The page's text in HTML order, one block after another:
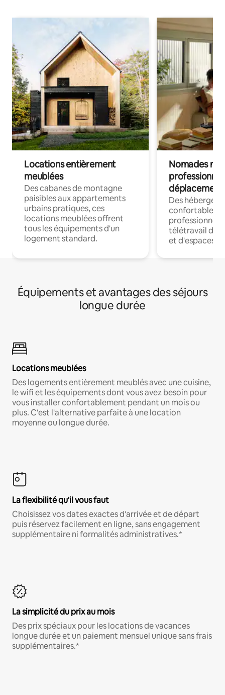
Locations entièrement
meublées
Des cabanes de montagne
paisibles aux appartements
urbains pratiques, ces
locations meublées offrent
tous les équipements d'un
logement standard.
Nomades
déplacement
Des
confortables
professionnels
télétravail
et d'espaces
Équipements et avantages des séjours
longue durée
Locations meublées
Des logements entièrement meublés avec une cuisine,
le wifi et les équipements dont vous avez besoin pour
vous installer confortablement pendant un mois ou
plus. C'est l'alternative parfaite à une location
moyenne ou longue durée.
La flexibilité qu'il vous faut
Choisissez vos dates exactes d'arrivée et de départ
puis réservez facilement en ligne, sans engagement
supplémentaire ni formalités administratives.*
La simplicité du prix au mois
Des prix spéciaux pour les locations de vacances
longue durée et un paiement mensuel unique sans frais
supplémentaires.*